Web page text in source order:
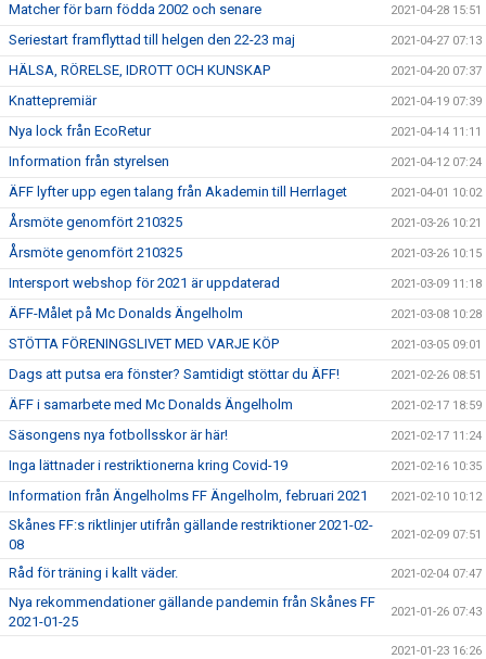
Matcher för barn födda 2002 och senare 2021-04-28 15:51
Seriestart framflyttad till helgen den 22-23 maj 2021-04-27 07:13
HÄLSA, RÖRELSE, IDROTT OCH KUNSKAP 2021-04-20 07:37
Knattepremiär 2021-04-19 07:39
Nya lock från EcoRetur 2021-04-14 11:11
Information från styrelsen 2021-04-12 07:24
ÄFF lyfter upp egen talang från Akademin till Herrlaget 2021-04-01 10:02
Årsmöte genomfört 210325 2021-03-26 10:21
Årsmöte genomfört 210325 2021-03-26 10:15
Intersport webshop för 2021 är uppdaterad 2021-03-09 11:18
ÄFF-Målet på Mc Donalds Ängelholm 2021-03-08 10:28
STÖTTA FÖRENINGSLIVET MED VARJE KÖP 2021-03-05 09:01
Dags att putsa era fönster? Samtidigt stöttar du ÄFF! 2021-02-26 08:51
ÄFF i samarbete med Mc Donalds Ängelholm 2021-02-17 18:59
Säsongens nya fotbollsskor är här! 2021-02-17 11:24
Inga lättnader i restriktionerna kring Covid-19 2021-02-16 10:35
Information från Ängelholms FF Ängelholm, februari 2021 2021-02-10 10:12
Skånes FF:s riktlinjer utifrån gällande restriktioner 2021-02-
08
2021-02-09 07:51
Råd för träning i kallt väder. 2021-02-04 07:47
Nya rekommendationer gällande pandemin från Skånes FF
2021-01-25
2021-01-26 07:43
2021-01-23 16:26